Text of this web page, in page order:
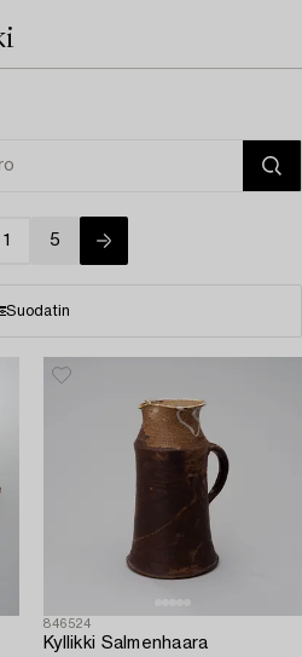
1 5
Suodatin
846524
Kyllikki Salmenhaara